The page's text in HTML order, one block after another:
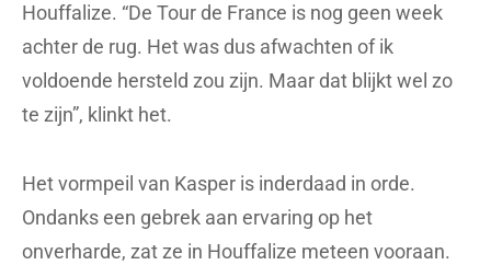
Houffalize. “De Tour de France is nog geen week
achter de rug. Het was dus afwachten of ik
voldoende hersteld zou zijn. Maar dat blijkt wel zo
te zijn”, klinkt het.
Het vormpeil van Kasper is inderdaad in orde.
Ondanks een gebrek aan ervaring op het
onverharde, zat ze in Houffalize meteen vooraan.